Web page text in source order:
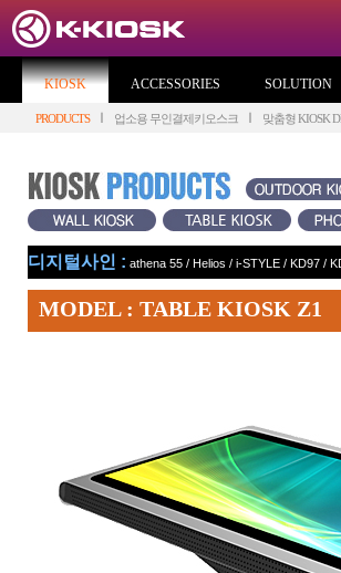
KIOSK ACCESSORIES SOLUTION
PRODUCTS 업소용 무인결제키오스크 맞춤형 KIOSK
디지털사인 : athena 55 / Helios / i-STYLE / KD97 /
MODEL : TABLE KIOSK Z1